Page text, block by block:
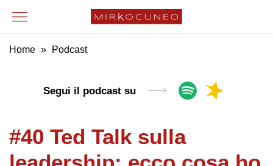
Home » Podcast
Segui il podcast su
#40 Ted Talk sulla